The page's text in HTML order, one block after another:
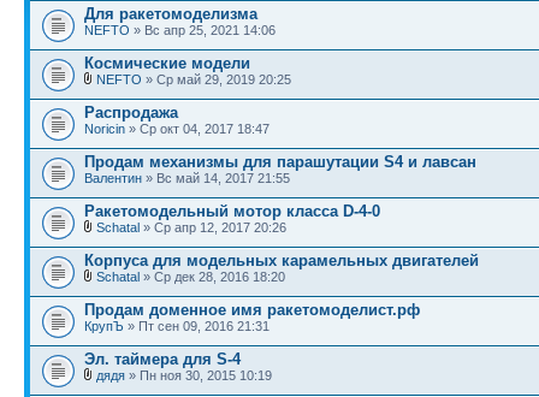
Для ракетомоделизма
NEFTO » Вс апр 25, 2021 14:06
Космические модели
NEFTO » Ср май 29, 2019 20:25
Распродажа
Noricin » Ср окт 04, 2017 18:47
Продам механизмы для парашутации S4 и лавсан
Валентин » Вс май 14, 2017 21:55
Ракетомодельный мотор класса D-4-0
Schatal » Ср апр 12, 2017 20:26
Корпуса для модельных карамельных двигателей
Schatal » Ср дек 28, 2016 18:20
Продам доменное имя ракетомоделист.рф
КрупЪ » Пт сен 09, 2016 21:31
Эл. таймера для S-4
дядя » Пн ноя 30, 2015 10:19